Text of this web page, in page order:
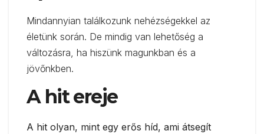
Mindannyian találkozunk nehézségekkel az
életünk során. De mindig van lehetőség a
változásra, ha hiszünk magunkban és a
jövőnkben.
A hit ereje
A hit olyan, mint egy erős híd, ami átsegít